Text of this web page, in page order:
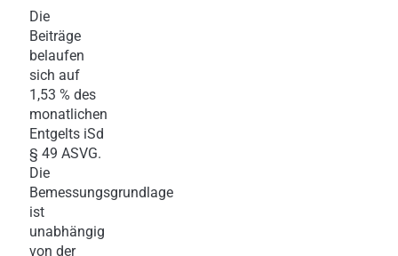
Die
Beiträge
belaufen
sich auf
1,53 % des
monatlichen
Entgelts iSd
§ 49 ASVG.
Die
Bemessungsgrundlage
ist
unabhängig
von der